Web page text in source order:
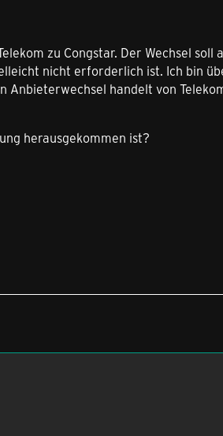
zu Congstar. Der Wechsel soll
nicht erforderlich ist. Ich bin
Anbieterwechsel handelt von
herausgekommen ist?